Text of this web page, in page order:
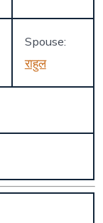
Spouse:
राहुल